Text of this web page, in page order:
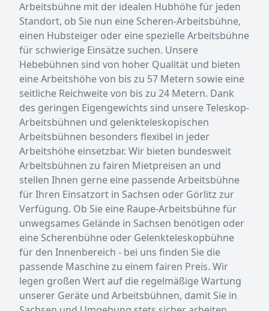
Arbeitsbühne mit der idealen Hubhöhe für jeden
Standort, ob Sie nun eine Scheren-Arbeitsbühne,
einen Hubsteiger oder eine spezielle Arbeitsbühne
für schwierige Einsätze suchen. Unsere
Hebebühnen sind von hoher Qualität und bieten
eine Arbeitshöhe von bis zu 57 Metern sowie eine
seitliche Reichweite von bis zu 24 Metern. Dank
des geringen Eigengewichts sind unsere Teleskop-
Arbeitsbühnen und gelenkteleskopischen
Arbeitsbühnen besonders flexibel in jeder
Arbeitshöhe einsetzbar. Wir bieten bundesweit
Arbeitsbühnen zu fairen Mietpreisen an und
stellen Ihnen gerne eine passende Arbeitsbühne
für Ihren Einsatzort in Sachsen oder Görlitz zur
Verfügung. Ob Sie eine Raupe-Arbeitsbühne für
unwegsames Gelände in Sachsen benötigen oder
eine Scherenbühne oder Gelenkteleskopbühne
für den Innenbereich - bei uns finden Sie die
passende Maschine zu einem fairen Preis. Wir
legen großen Wert auf die regelmäßige Wartung
unserer Geräte und Arbeitsbühnen, damit Sie in